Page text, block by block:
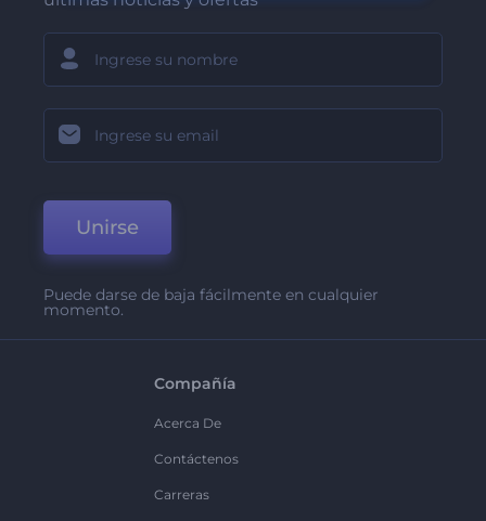
Unirse
Puede darse de baja fácilmente en cualquier
momento.
Compañía
Acerca De
Contáctenos
Carreras